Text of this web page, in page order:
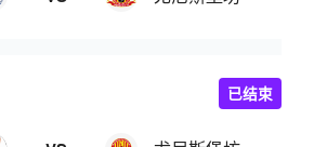
已结束